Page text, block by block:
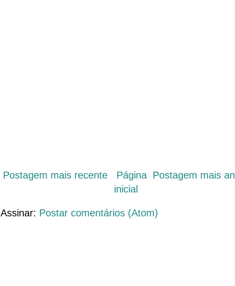
Postagem mais recente Postagem mais
Página
inicial
Assinar: Postar comentários (Atom)